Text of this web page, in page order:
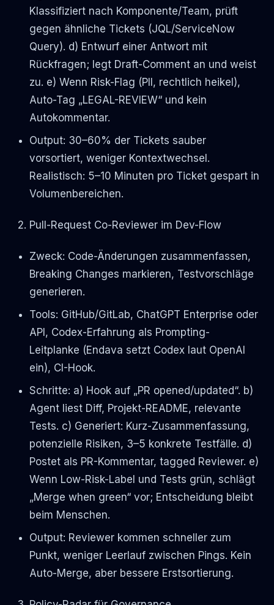
Klassifiziert nach Komponente/Team, prüft
gegen ähnliche Tickets (JQL/ServiceNow
Query). d) Entwurf einer Antwort mit
Rückfragen; legt Draft-Comment an und weist
zu. e) Wenn Risk-Flag (PII, rechtlich heikel),
Auto-Tag „LEGAL-REVIEW“ und kein
Autokommentar.
Output: 30–60% der Tickets sauber
vorsortiert, weniger Kontextwechsel.
Realistisch: 5–10 Minuten pro Ticket gespart in
Volumenbereichen.
Pull-Request Co-Reviewer im Dev-Flow
Zweck: Code-Änderungen zusammenfassen,
Breaking Changes markieren, Testvorschläge
generieren.
Tools: GitHub/GitLab, ChatGPT Enterprise oder
API, Codex-Erfahrung als Prompting-
Leitplanke (Endava setzt Codex laut OpenAI
ein), CI-Hook.
Schritte: a) Hook auf „PR opened/updated“. b)
Agent liest Diff, Projekt-README, relevante
Tests. c) Generiert: Kurz-Zusammenfassung,
potenzielle Risiken, 3–5 konkrete Testfälle. d)
Postet als PR-Kommentar, tagged Reviewer. e)
Wenn Low-Risk-Label und Tests grün, schlägt
„Merge when green“ vor; Entscheidung bleibt
beim Menschen.
Output: Reviewer kommen schneller zum
Punkt, weniger Leerlauf zwischen Pings. Kein
Auto-Merge, aber bessere Erstsortierung.